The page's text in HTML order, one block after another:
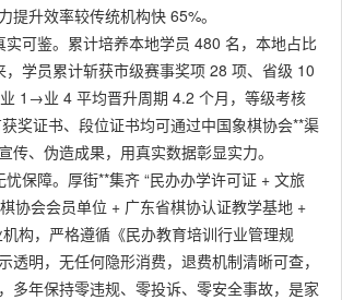
提升效率较传统机构快 65%。
实可鉴。累计培养本地学员 480 名，本地占比
学员累计斩获市级赛事奖项 28 项、省级 10
1→业 4 平均晋升周期 4.2 个月，等级考核
奖证书、段位证书均可通过中国象棋协会**渠
传、伪造成果，用真实数据彰显实力。
忧保障。厚街**集齐 “民办办学许可证 + 文旅
协会会员单位 + 广东省棋协认证教学基地 +
构，严格遵循《民办教育培训行业管理规
透明，无任何隐形消费，退费机制清晰可查，
多年保持零违规、零投诉、零安全事故，是家